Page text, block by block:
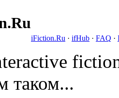
iFiction.Ru · ifHub · FAQ ·
таком...